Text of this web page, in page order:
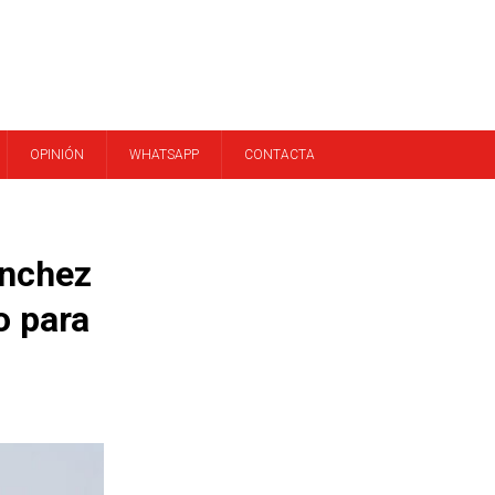
OPINIÓN WHATSAPP CONTACTA
para